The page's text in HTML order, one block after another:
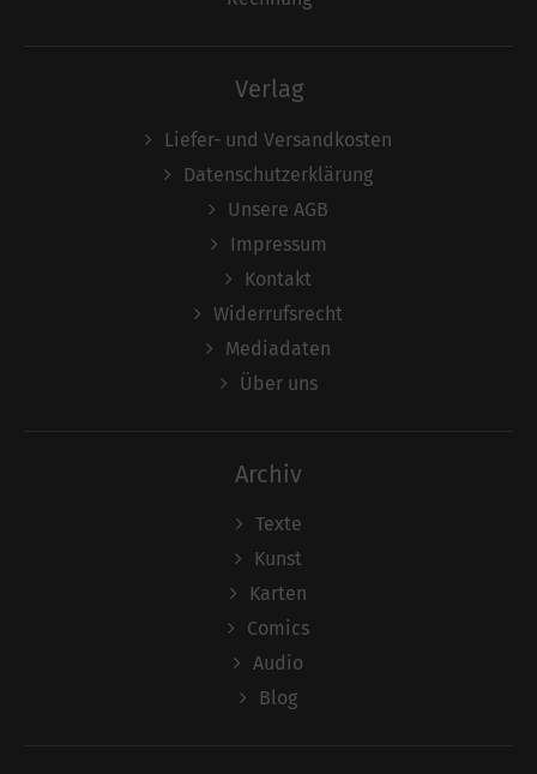
Verlag
Liefer- und Versandkosten
Datenschutzerklärung
Unsere AGB
Impressum
Kontakt
Widerrufsrecht
Mediadaten
Über uns
Archiv
Texte
Kunst
Karten
Comics
Audio
Blog